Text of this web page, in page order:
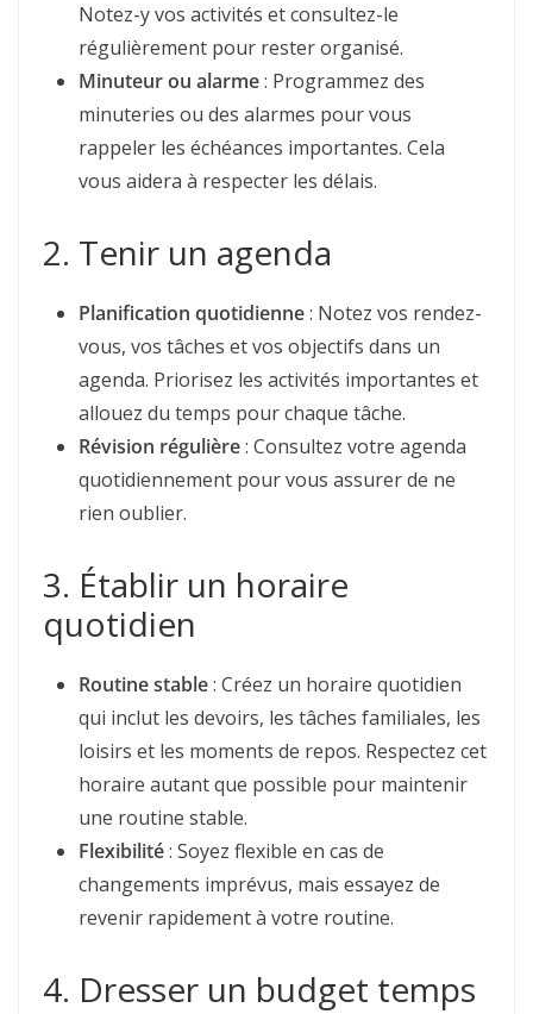
Notez-y vos activités et consultez-le
régulièrement pour rester organisé.
Minuteur ou alarme: Programmez des
minuteries ou des alarmes pour vous
rappeler les échéances importantes. Cela
vous aidera à respecter les délais.
2. Tenir un agenda
Planification quotidienne: Notez vos rendez-
vous, vos tâches et vos objectifs dans un
agenda. Priorisez les activités importantes et
allouez du temps pour chaque tâche.
Révision régulière: Consultez votre agenda
quotidiennement pour vous assurer de ne
rien oublier.
3. Établir un horaire
quotidien
Routine stable: Créez un horaire quotidien
qui inclut les devoirs, les tâches familiales, les
loisirs et les moments de repos. Respectez cet
horaire autant que possible pour maintenir
une routine stable.
Flexibilité: Soyez flexible en cas de
changements imprévus, mais essayez de
revenir rapidement à votre routine.
4. Dresser un budget temps